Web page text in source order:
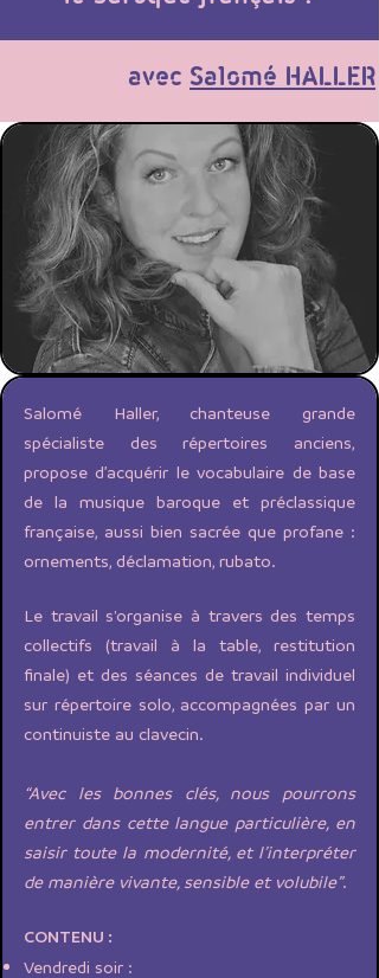
avec Salomé HALLER
Salomé Haller, chanteuse grande
spécialiste des répertoires anciens,
propose d’acquérir le vocabulaire de base
de la musique baroque et préclassique
française, aussi bien sacrée que profane :
ornements, déclamation, rubato.
Le travail s'organise à travers des temps
collectifs (travail à la table, restitution
finale) et des séances de travail individuel
sur répertoire solo, accompagnées par un
continuiste au clavecin.
“Avec les bonnes clés, nous pourrons
entrer dans cette langue particulière, en
saisir toute la modernité, et l’interpréter
de manière vivante, sensible et volubile”.
CONTENU :
Vendredi soir :